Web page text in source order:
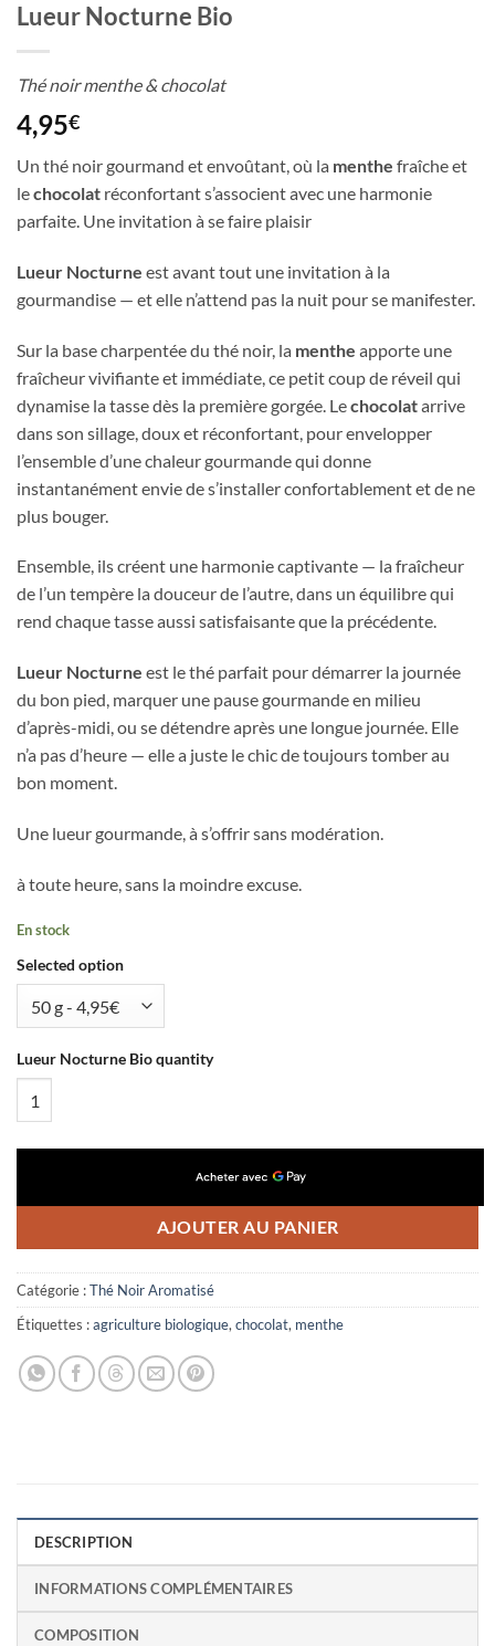
Lueur Nocturne Bio
Thé noir menthe & chocolat
4,95€
Un thé noir gourmand et envoûtant, où la menthe fraîche et
lechocolat réconfortant s’associent avec une harmonie
parfaite. Une invitation à se faire plaisir
Lueur Nocturne est avant tout une invitation à la
gourmandise — et elle n’attend pas la nuit pour se manifester.
Sur la base charpentée du thé noir, la menthe apporte une
fraîcheur vivifiante et immédiate, ce petit coup de réveil qui
dynamise la tasse dès la première gorgée. Lechocolatarrive
dans son sillage, doux et réconfortant, pour envelopper
l’ensemble d’une chaleur gourmande qui donne
instantanément envie de s’installer confortablement et de ne
plus bouger.
Ensemble, ils créent une harmonie captivante — la fraîcheur
de l’un tempère la douceur de l’autre, dans un équilibre qui
rend chaque tasse aussi satisfaisante que la précédente.
Lueur Nocturne est le thé parfait pour démarrer la journée
du bon pied, marquer une pause gourmande en milieu
d’après-midi, ou se détendre après une longue journée. Elle
n’a pas d’heure — elle a juste le chic de toujours tomber au
bon moment.
Une lueur gourmande, à s’offrir sans modération.
à toute heure, sans la moindre excuse.
En stock
Selected option
Lueur Nocturne Bio quantity
AJOUTER AU PANIER
Catégorie :Thé Noir Aromatisé
Étiquettes :agriculture biologique, chocolat, menthe
DESCRIPTION
INFORMATIONS COMPLÉMENTAIRES
COMPOSITION